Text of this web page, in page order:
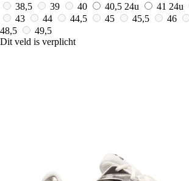
38,5
39 40 40,5 24u 41 24u
43
44 44,5 45 45,5 46
48,5
49,5
Dit veld is verplicht